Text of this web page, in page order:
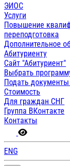
ЭИОС
Услуги
Повышение
переподготовка
Дополнительное
Абитуриенту
Сайт "Абитуриент"
Выбрать
Подать
Стоимость
Для граждан СНГ
Группа ВКонтакте
Контакты
ENG